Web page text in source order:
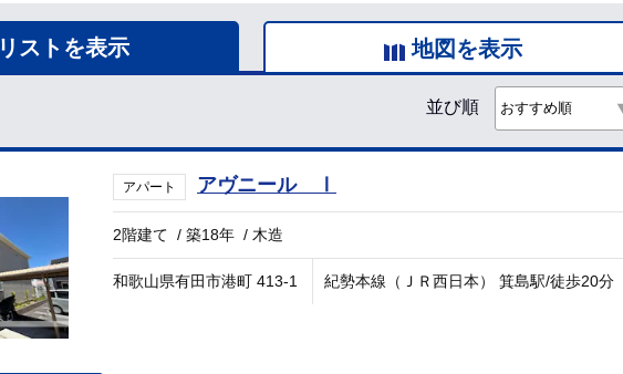
リストを表示 地図を表示
並び順
アパート アヴニール Ⅰ
2階建て /築18年 / 木造
和歌山県有田市港町 413-1 紀勢本線（ＪＲ西日本） 箕島駅/徒歩20分